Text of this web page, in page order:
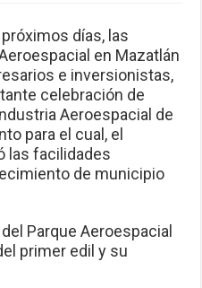
días, las
en Mazatlán
e inversionistas,
celebración de
Aeroespacial de
para el cual, el
las facilidades
de municipio
Parque Aeroespacial
primer edil y su